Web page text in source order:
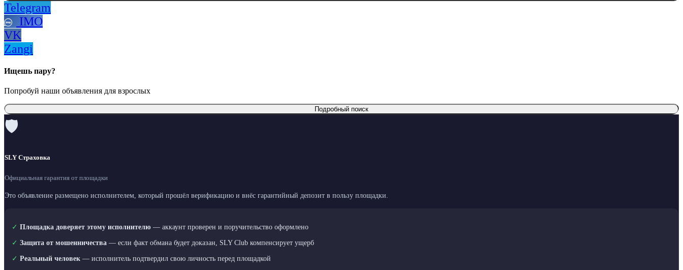
Telegram
IMO
VK
Zangi
Ищешь пару?
Попробуй наши объявления для взрослых
Подробный поиск
🛡
SLY Страховка
Официальная гарантия от площадки
Это объявление размещено исполнителем, который прошёл верификацию и внёс гарантийный депозит в пользу площадки.
✓ Площадка доверяет этому исполнителю — аккаунт проверен и поручительство оформлено
✓ Защита от мошенничества — если факт обмана будет доказан, SLY Club компенсирует ущерб
✓ Реальный человек — исполнитель подтвердил свою личность перед площадкой